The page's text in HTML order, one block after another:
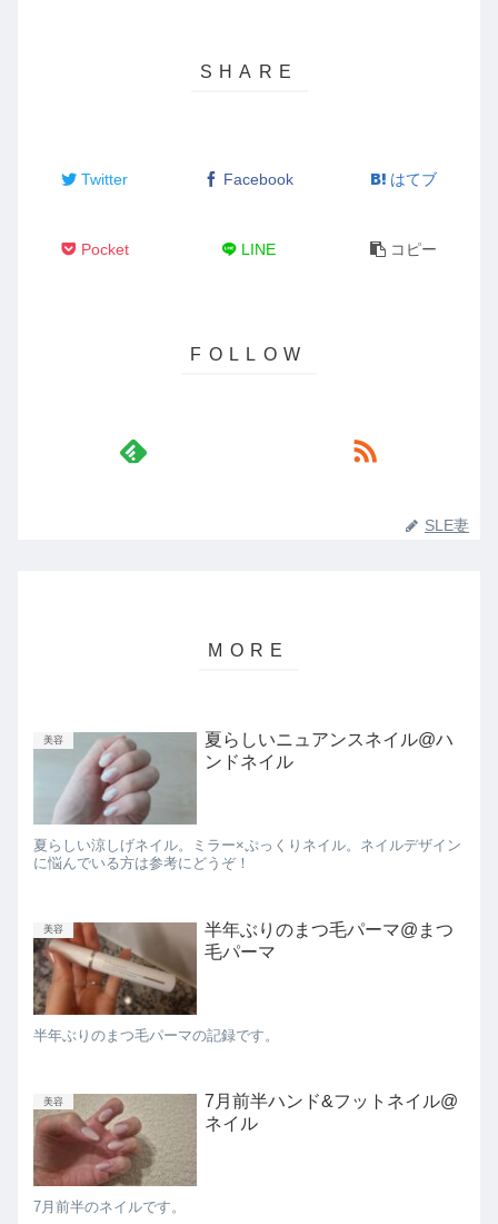
Twitter Facebook はてブ
Pocket LINE コピー
SLE妻
美容
夏らしいニュアンスネイル@ハ
ンドネイル
夏らしい涼しげネイル。ミラー×ぷっくりネイル。ネイルデザイン
に悩んでいる方は参考にどうぞ！
美容
半年ぶりのまつ毛パーマ@まつ
毛パーマ
半年ぶりのまつ毛パーマの記録です。
美容
7月前半ハンド&フットネイル@
ネイル
7月前半のネイルです。